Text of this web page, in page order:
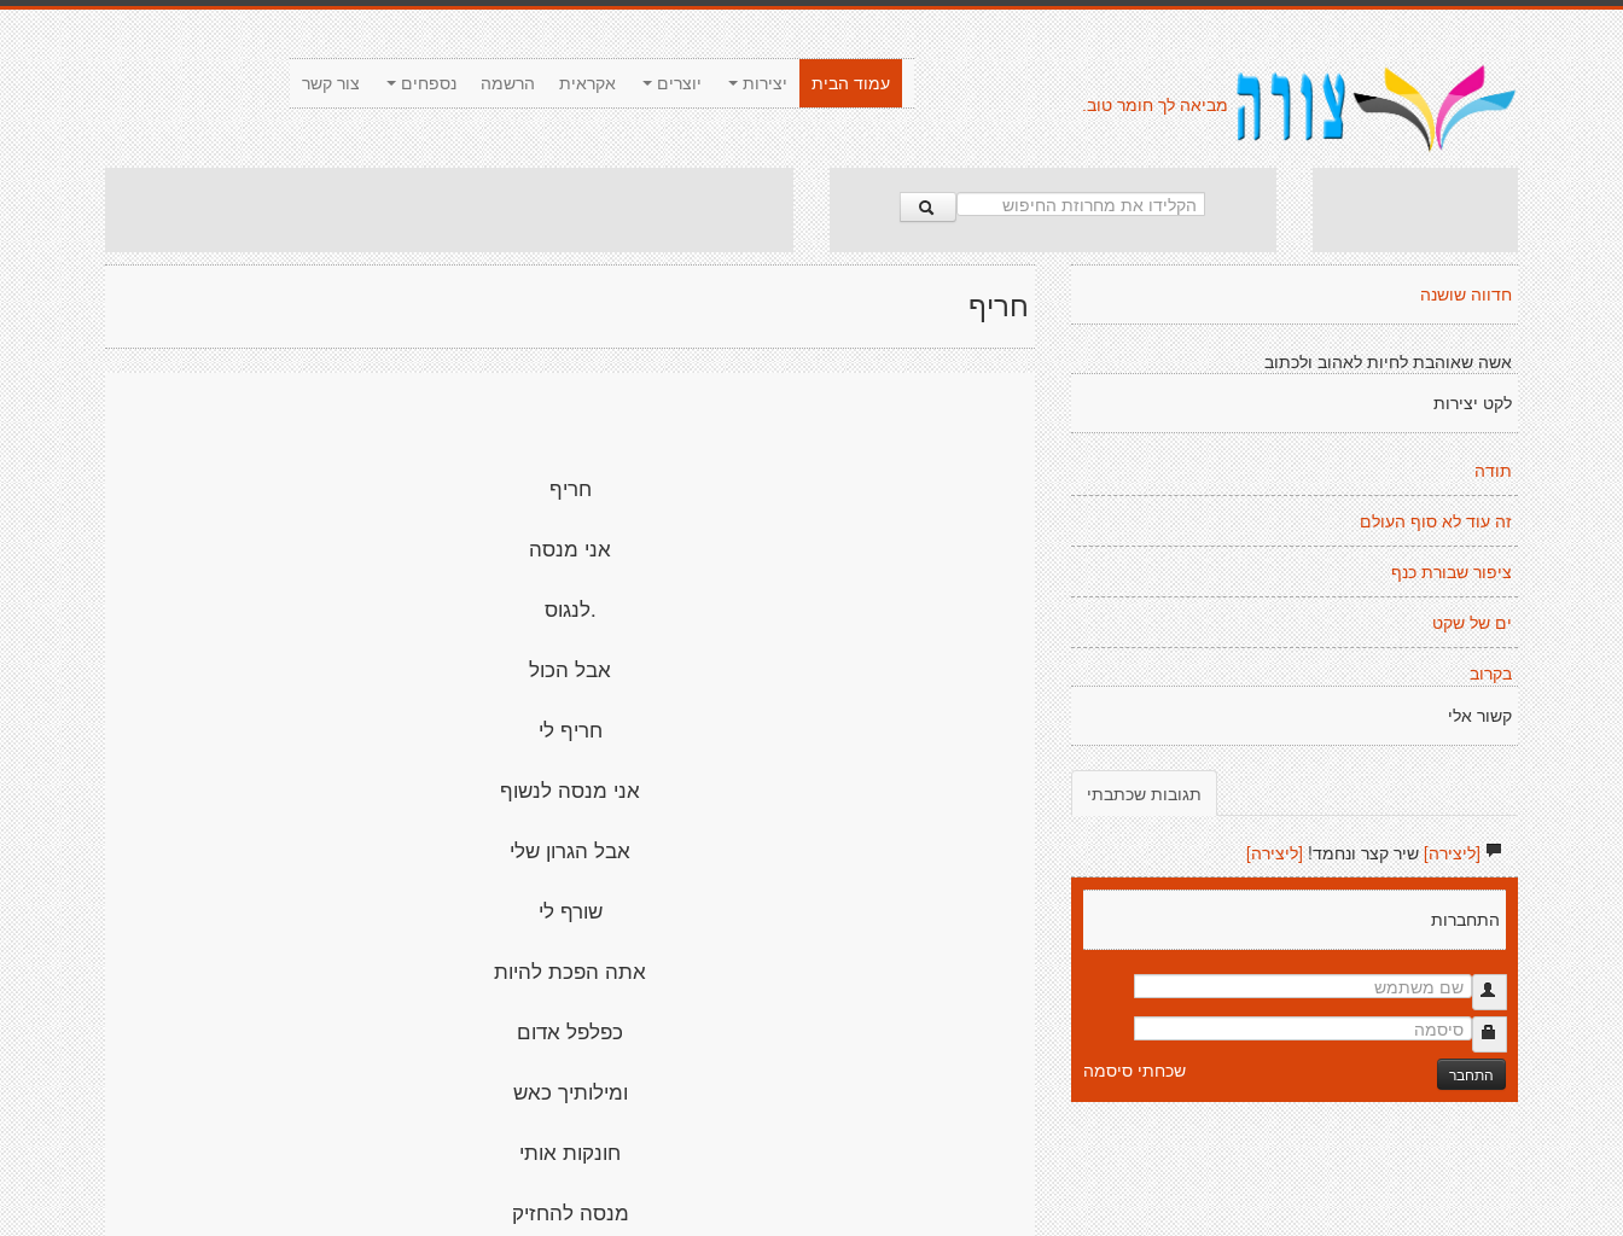
צור קשר נספחים הרשמה אקראית יוצרים יצירות
עמוד הבית
מביאה לך חומר טוב.
חריף
חריף
אני מנסה
.לנגוס
אבל הכול
חריף לי
אני מנסה לנשוף
אבל הגרון שלי
שורף לי
אתה הפכת להיות
כפלפל אדום
ומילותיך כאש
חונקות אותי
מנסה להחזיק
חדווה שושנה
אשה שאוהבת לחיות לאהוב ולכתוב
לקט יצירות
תודה
זה עוד לא סוף העולם
ציפור שבורת כנף
ים של שקט
בקרוב
קשור אלי
תגובות שכתבתי
[ליצירה]שיר קצר ונחמד![ליצירה]
התחברות
התחבר שכחתי סיסמה